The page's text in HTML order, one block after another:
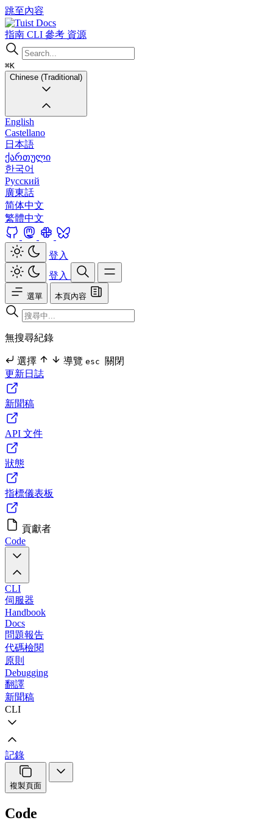
跳至內容
Docs
指南 CLI 參考 資源
⌘K
Chinese (Traditional)
English
Castellano
日本語
ქართული
한국어
Русский
廣東話
简体中文
繁體中文
登入
登入
選單 本頁內容
無搜尋紀錄
選擇 導覽 esc 關閉
更新日誌
新聞稿
API 文件
狀態
指標儀表板
貢獻者
Code
CLI
伺服器
Handbook
Docs
問題報告
代碼檢閱
原則
Debugging
翻譯
新聞稿
CLI
記錄
複製頁面
Code